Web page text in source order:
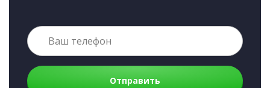
Отправить